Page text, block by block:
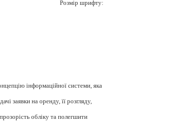
Розмір шрифту:
інформаційної системи, яка
заявки на оренду, її розгляду,
обліку та полегшити